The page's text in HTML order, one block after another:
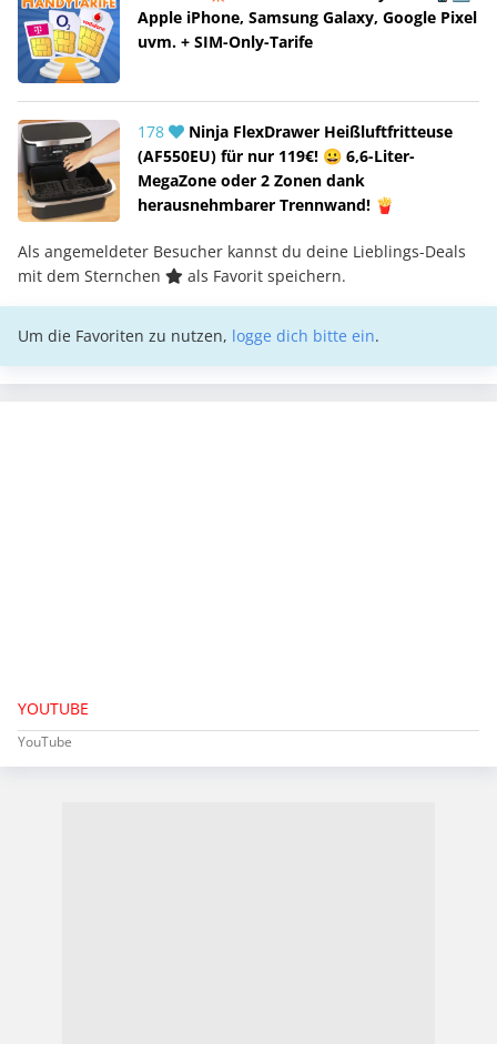
Apple iPhone, Samsung Galaxy, Google Pixel
uvm. + SIM-Only-Tarife
178
Ninja FlexDrawer Heißluftfritteuse
(AF550EU) für nur 119€! 😀 6,6-Liter-
MegaZone oder 2 Zonen dank
herausnehmbarer Trennwand! 🍟
Als angemeldeter Besucher kannst du deine Lieblings-Deals
mit dem Sternchen
als Favorit speichern.
Um die Favoriten zu nutzen, logge dich bitte ein.
YOUTUBE
YouTube